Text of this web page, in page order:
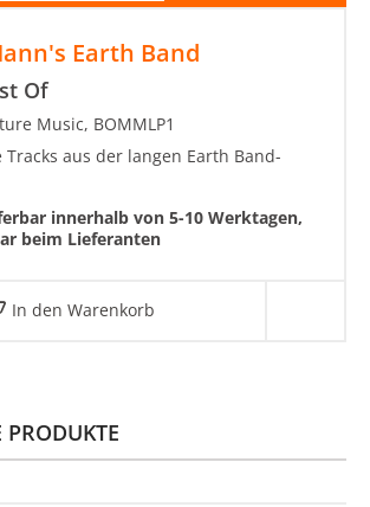
Earth Band
Of
Music, BOMMLP1
Tracks aus der langen Earth Band-
innerhalb von 5-10 Werktagen,
beim Lieferanten
In den Warenkorb
PRODUKTE